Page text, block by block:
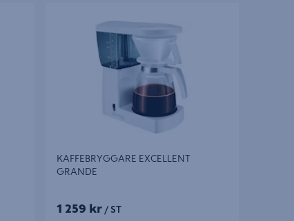
KAFFEBRYGGARE EXCELLENT
GRANDE
1 259 kr / ST